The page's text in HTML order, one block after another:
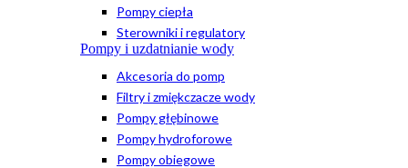
Pompy ciepła
Sterowniki i regulatory
Pompy i uzdatnianie wody
Akcesoria do pomp
Filtry i zmiękczacze wody
Pompy głębinowe
Pompy hydroforowe
Pompy obiegowe